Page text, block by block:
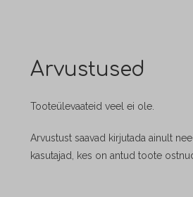
Arvustused
Tooteülevaateid veel ei ole.
Arvustust saavad kirjutada ainult
kasutajad, kes on antud toote